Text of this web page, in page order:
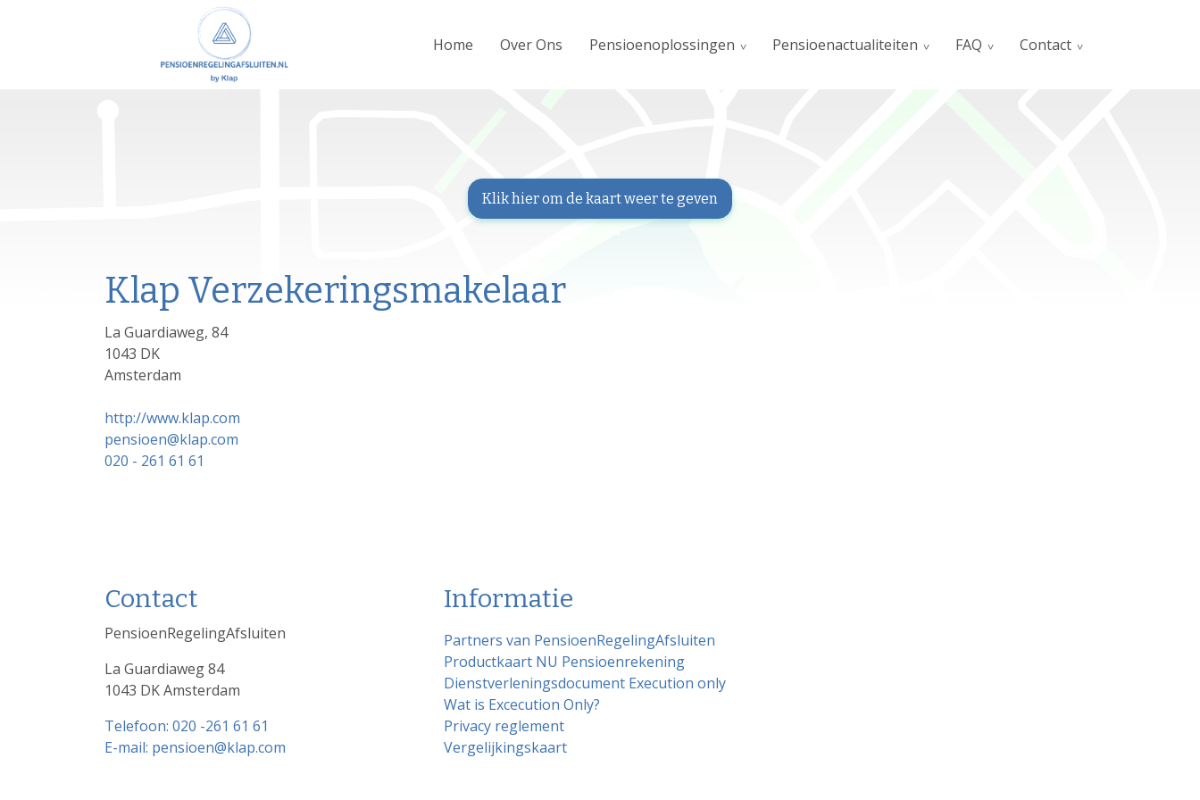
Home Over Ons Pensioenoplossingen Pensioenactualiteiten FAQ Contact
Klap Verzekeringsmakelaar
La Guardiaweg, 84
1043 DK
Amsterdam
http://www.klap.com
pensioen@klap.com
020 - 261 61 61
Contact
PensioenRegelingAfsluiten
La Guardiaweg 84
1043 DK Amsterdam
Telefoon: 020 -261 61 61
E-mail: pensioen@klap.com
Informatie
Partners van PensioenRegelingAfsluiten
Productkaart NU Pensioenrekening
Dienstverleningsdocument Execution only
Wat is Excecution Only?
Privacy reglement
Vergelijkingskaart